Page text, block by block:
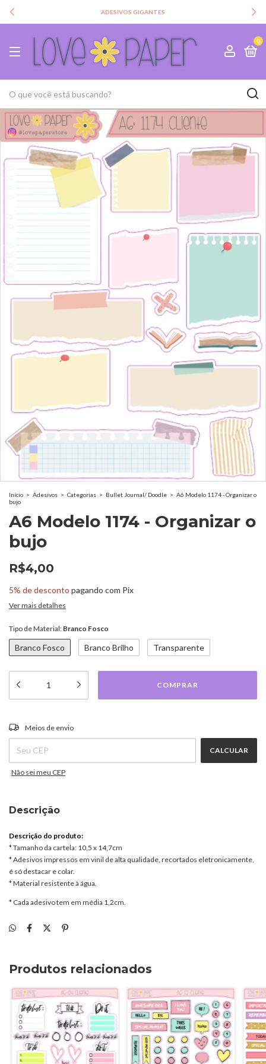
ADESIVOS GIGANTES
0
Início > Adesivos > Categorias > Bullet Journal/ Doodle > A6 Modelo 1174 - Organizar o
bujo
A6 Modelo 1174 - Organizar o
bujo
R$4,00
5% de desconto pagando com Pix
Ver mais detalhes
Tipo de Material: Branco Fosco
Branco Fosco Branco Brilho Transparente
Entregas para o CEP:
Meios de envio
CALCULAR
Não sei meu CEP
Descrição
Descrição do produto:
* Tamanho da cartela: 10,5 x 14,7cm
* Adesivos impressos em vinil de alta qualidade, recortados eletronicamente,
é só destacar e colar.
* Material resistente à água.
* Cada adesivo tem em média 1,2cm.
Produtos relacionados